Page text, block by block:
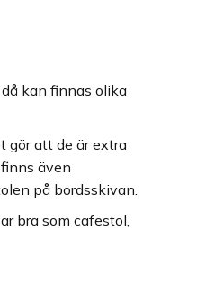
kan finnas olika
gör att de är extra
även
på bordsskivan.
bra som cafestol,